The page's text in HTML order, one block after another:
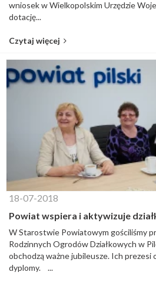
wniosek w Wielkopolskim Urzędzie
dotację...
Czytaj więcej
18-07-2018
Powiat wspiera i aktywizuje
W Starostwie Powiatowym gościliśmy
Rodzinnych Ogrodów Działkowych w
obchodzą ważne jubileusze. Ich prezesi
dyplomy. ...